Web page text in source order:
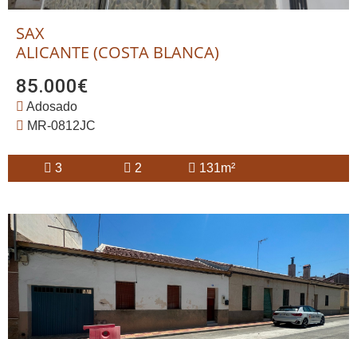
SAX
ALICANTE (COSTA BLANCA)
85.000€
Adosado
MR-0812JC
3 2 131m²